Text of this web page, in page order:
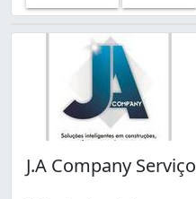
J.A Company